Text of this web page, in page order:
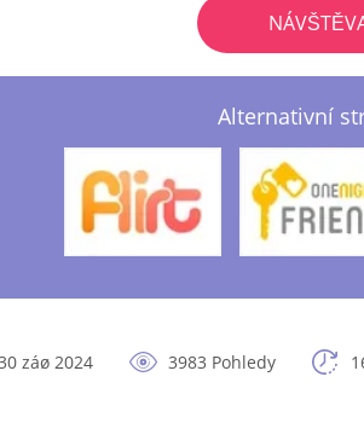
Alternativní
záø 2024 3983 Pohledy